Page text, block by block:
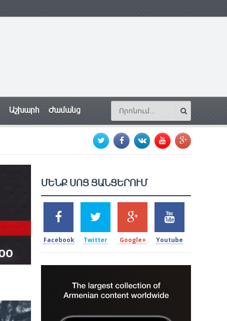
Աշխարհ Ժամանց
ՄԵՆՔ ՍՈՑ ՑԱՆՑԵՐՈՒՄ
2k
SHARES
Facebook
1.5k
TWEETS
Twitter
203
SHARES
Google+
620
SHARES
Youtube